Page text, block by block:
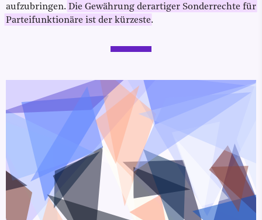
aufzubringen. Die Gewährung derartiger Sonderrechte für
Parteifunktionäre ist der kürzeste.